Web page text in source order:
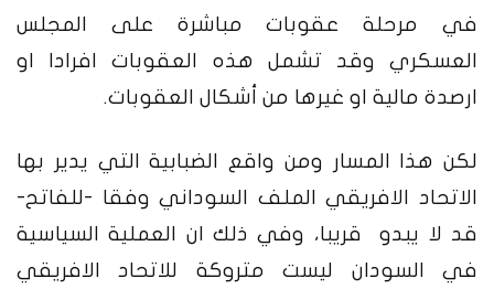
في مرحلة عقوبات مباشرة على المجلس
العسكري وقد تشمل هذه العقوبات افرادا او
ارصدة مالية او غيرها من أشكال العقوبات.
لكن هذا المسار ومن واقع الضبابية التي يدير بها
الاتحاد الافريقي الملف السوداني وفقا -للفاتح-
قد لا يبدو قريبا، وفي ذلك ان العملية السياسية
في السودان ليست متروكة للاتحاد الافريقي